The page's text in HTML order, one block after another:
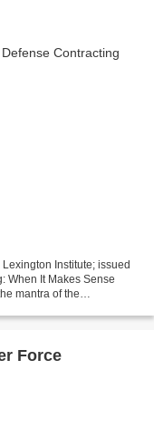
Institute; issued
When It Makes Sense
mantra of the
Force